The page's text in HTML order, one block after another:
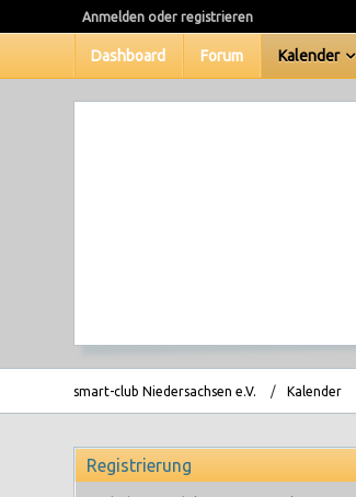
Dashboard Forum Kalender
Anmelden oder registrieren
smart-club Niedersachsen e.V. Kalender
Registrierung